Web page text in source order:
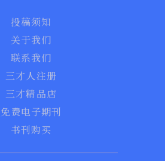
投稿须知
关于我们
联系我们
三才人注册
三才精品店
免费电子期刊
书刊购买